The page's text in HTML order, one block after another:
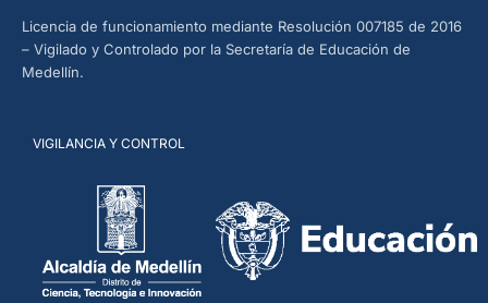
Licencia de funcionamiento mediante Resolución 007185 de 2016
– Vigilado y Controlado por la Secretaría de Educación de
Medellín.
VIGILANCIA Y CONTROL